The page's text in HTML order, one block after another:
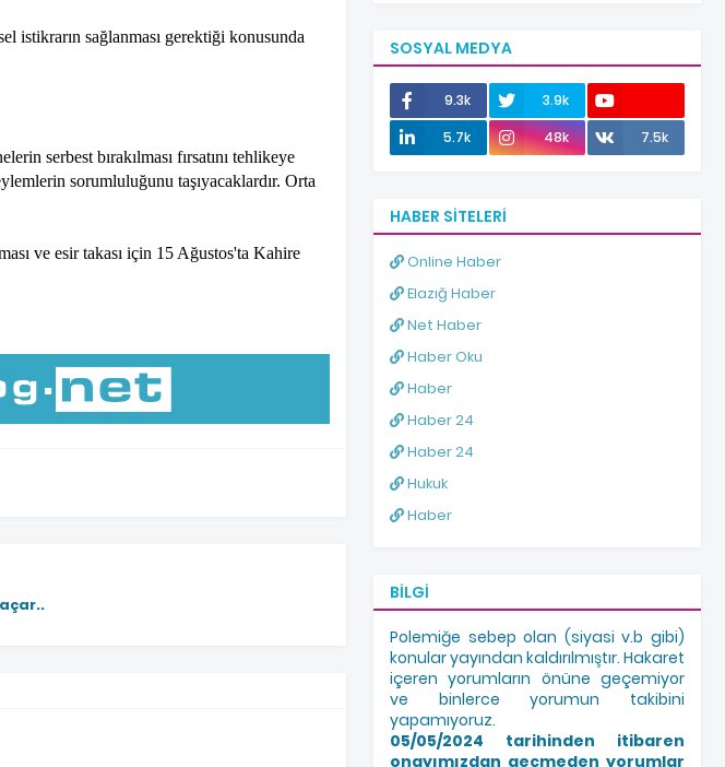
istikrarın sağlanması gerektiği konusunda
serbest bırakılması fırsatını tehlikeye
sorumluluğunu taşıyacaklardır. Orta
ve esir takası için 15 Ağustos'ta Kahire
SOSYAL MEDYA
9.3k
3.9k
12.0k
5.7k 48k 7.5k
HABER SITELERI
Online Haber
Elazığ Haber
Net Haber
Haber Oku
Haber
Haber 24
Haber 24
Hukuk
Haber
BILGI
Polemiğe sebep olan (siyasi v.b gibi)
konular yayından kaldırılmıştır. Hakaret
içeren yorumların önüne geçemiyor
ve binlerce yorumun takibini
yapamıyoruz.
05/05/2024 tarihinden itibaren
onayımızdan geçmeden yorumlar